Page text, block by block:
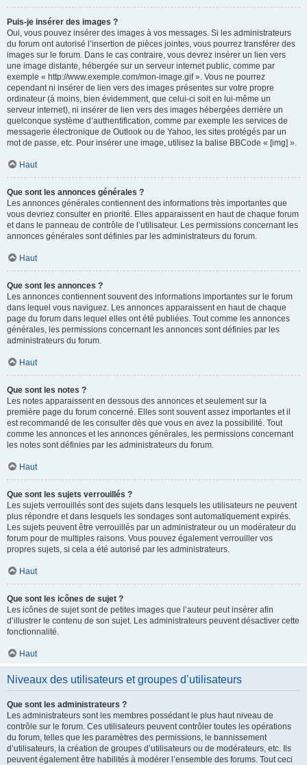
Puis-je insérer des images ?
Oui, vous pouvez insérer des images à vos messages. Si les administrateurs
du forum ont autorisé l’insertion de pièces jointes, vous pourrez transférer des
images sur le forum. Dans le cas contraire, vous devrez insérer un lien vers
une image distante, hébergée sur un serveur internet public, comme par
exemple « http://www.exemple.com/mon-image.gif ». Vous ne pourrez
cependant ni insérer de lien vers des images présentes sur votre propre
ordinateur (à moins, bien évidemment, que celui-ci soit en lui-même un
serveur internet), ni insérer de lien vers des images hébergées derrière un
quelconque système d’authentification, comme par exemple les services de
messagerie électronique de Outlook ou de Yahoo, les sites protégés par un
mot de passe, etc. Pour insérer une image, utilisez la balise BBCode « [img] ».
Haut
Que sont les annonces générales ?
Les annonces générales contiennent des informations très importantes que
vous devriez consulter en priorité. Elles apparaissent en haut de chaque forum
et dans le panneau de contrôle de l’utilisateur. Les permissions concernant les
annonces générales sont définies par les administrateurs du forum.
Haut
Que sont les annonces ?
Les annonces contiennent souvent des informations importantes sur le forum
dans lequel vous naviguez. Les annonces apparaissent en haut de chaque
page du forum dans lequel elles ont été publiées. Tout comme les annonces
générales, les permissions concernant les annonces sont définies par les
administrateurs du forum.
Haut
Que sont les notes ?
Les notes apparaissent en dessous des annonces et seulement sur la
première page du forum concerné. Elles sont souvent assez importantes et il
est recommandé de les consulter dès que vous en avez la possibilité. Tout
comme les annonces et les annonces générales, les permissions concernant
les notes sont définies par les administrateurs du forum.
Haut
Que sont les sujets verrouillés ?
Les sujets verrouillés sont des sujets dans lesquels les utilisateurs ne peuvent
plus répondre et dans lesquels les sondages sont automatiquement expirés.
Les sujets peuvent être verrouillés par un administrateur ou un modérateur du
forum pour de multiples raisons. Vous pouvez également verrouiller vos
propres sujets, si cela a été autorisé par les administrateurs.
Haut
Que sont les icônes de sujet ?
Les icônes de sujet sont de petites images que l’auteur peut insérer afin
d’illustrer le contenu de son sujet. Les administrateurs peuvent désactiver cette
fonctionnalité.
Haut
Niveaux des utilisateurs et groupes d’utilisateurs
Que sont les administrateurs ?
Les administrateurs sont les membres possédant le plus haut niveau de
contrôle sur le forum. Ces utilisateurs peuvent contrôler toutes les opérations
du forum, telles que les paramètres des permissions, le bannissement
d’utilisateurs, la création de groupes d’utilisateurs ou de modérateurs, etc. Ils
peuvent également être habilités à modérer l’ensemble des forums. Tout ceci